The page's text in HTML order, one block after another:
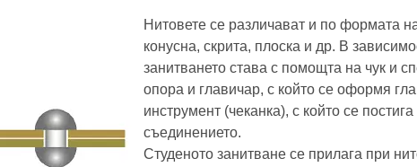
Нитовете се различават и по формата
конусна, скрита, плоска и др. В
занитването става с помощта на чук и
опора и главичар, с който се оформя
инструмент (чеканка), с който се
съединението.
Студеното занитване се прилага при